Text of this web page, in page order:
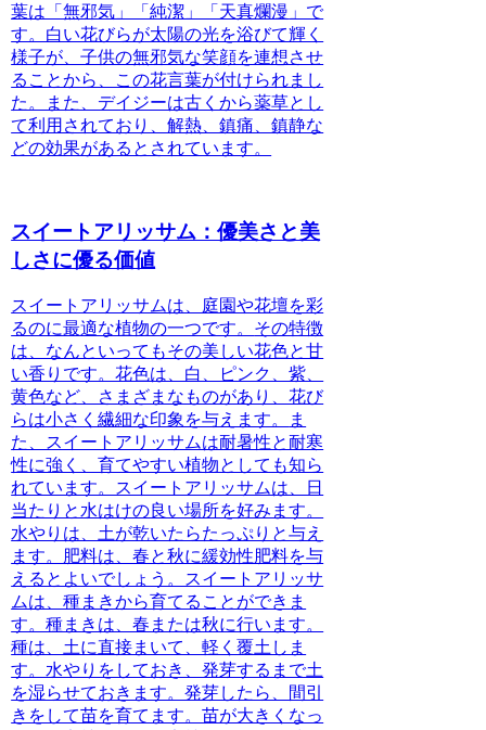
葉は「無邪気」「純潔」「天真爛漫 」で
す。白い花びらが太陽の光を浴びて輝く
様子が、子供の無邪気な笑顔を連想させ
ることから、この花言葉が付けられまし
た。また、デイジーは古くから薬草とし
て利用されており、解熱、鎮痛、鎮静な
どの効果があるとされています。
スイートアリッサム：優美さと美
しさに優る価値
スイートアリッサムは、庭園や花壇を彩
るのに最適な植物の一つです。 その特徴
は、なんといってもその美しい花色と甘
い香りです。花色は、白、ピンク、紫、
黄色など、さまざまなものがあり、花び
らは小さく繊細な印象を与えます。
ま
た、スイートアリッサムは耐暑性と耐寒
性に強く、育てやすい植物としても知ら
れています。スイートアリッサムは、日
当たりと水はけの良い場所を好みます。
水やりは、土が乾いたらたっぷりと与え
ます。肥料は、春と秋に緩効性肥料を与
えるとよいでしょう。スイートアリッサ
ムは、種まきから育てることができま
す。種まきは、春または秋に行います。
種は、土に直接まいて、軽く覆土しま
す。水やりをしておき、発芽するまで土
を湿らせておきます。発芽したら、間引
きをして苗を育てます。苗が大きくなっ